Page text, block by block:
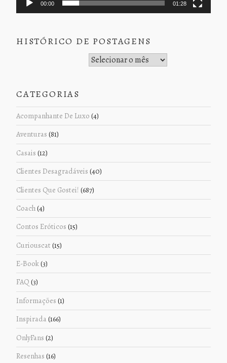
00:00 01:28
HISTÓRICO DE POSTAGENS
CATEGORIAS
Acompanhante De Luxo (4)
Aventuras (81)
Casais (12)
Clientes Desagradáveis (40)
Clientes Que Gostei! (687)
Coach(4)
Contos Eróticos (15)
Curiouscat (15)
E-Book(3)
FAQ (3)
Informações (1)
Inspirada (166)
OnlyFans (2)
Resenhas (16)